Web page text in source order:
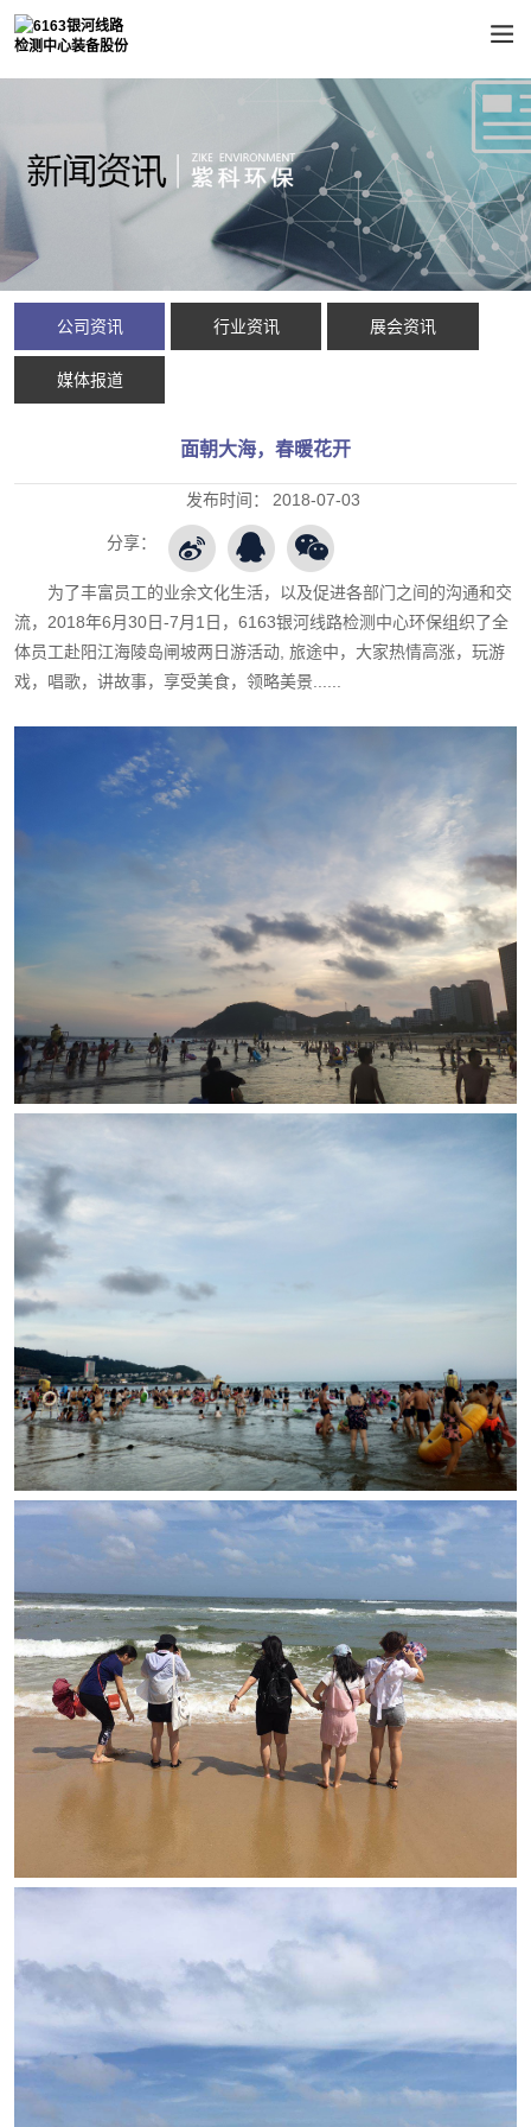
公司资讯 行业资讯 展会资讯
媒体报道
面朝大海，春暖花开
发布时间： 2018-07-03
分享：
为了丰富员工的业余文化生活，以及促进各部门之间的沟通和交
流，2018年6月30日-7月1日，6163银河线路检测中心环保组织了全
体员工赴阳江海陵岛闸坡两日游活动, 旅途中，大家热情高涨，玩游
戏，唱歌，讲故事，享受美食，领略美景......